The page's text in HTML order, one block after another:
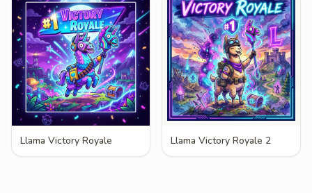
Llama Victory Royale Llama Victory Royale 2